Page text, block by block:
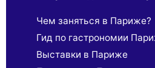
Чем заняться в Париже?
Гид по гастрономии
Выставки в Париже